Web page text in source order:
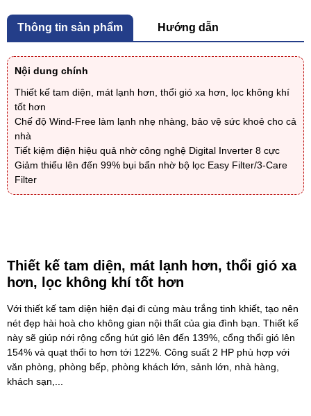
Thông tin sản phẩm Hướng dẫn
Nội dung chính
Thiết kế tam diện, mát lạnh hơn, thổi gió xa hơn, lọc không khí
tốt hơn
Chế độ Wind-Free làm lạnh nhẹ nhàng, bảo vệ sức khoẻ cho cả
nhà
Tiết kiệm điện hiệu quả nhờ công nghệ Digital Inverter 8 cực
Giảm thiểu lên đến 99% bụi bẩn nhờ bộ lọc Easy Filter/3-Care
Filter
Thiết kế tam diện, mát lạnh hơn, thổi gió xa
hơn, lọc không khí tốt hơn
Với thiết kế tam diện hiện đại đi cùng màu trắng tinh khiết, tạo nên
nét đẹp hài hoà cho không gian nội thất của gia đình bạn. Thiết kế
này sẽ giúp nới rộng cổng hút gió lên đến 139%, cổng thổi gió lên
154% và quạt thổi to hơn tới 122%. Công suất 2 HP phù hợp với
văn phòng, phòng bếp, phòng khách lớn, sảnh lớn, nhà hàng,
khách sạn,...